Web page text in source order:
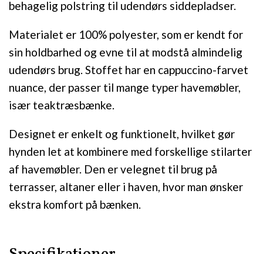
behagelig polstring til udendørs siddepladser.
Materialet er 100% polyester, som er kendt for
sin holdbarhed og evne til at modstå almindelig
udendørs brug. Stoffet har en cappuccino-farvet
nuance, der passer til mange typer havemøbler,
især teaktræsbænke.
Designet er enkelt og funktionelt, hvilket gør
hynden let at kombinere med forskellige stilarter
af havemøbler. Den er velegnet til brug på
terrasser, altaner eller i haven, hvor man ønsker
ekstra komfort på bænken.